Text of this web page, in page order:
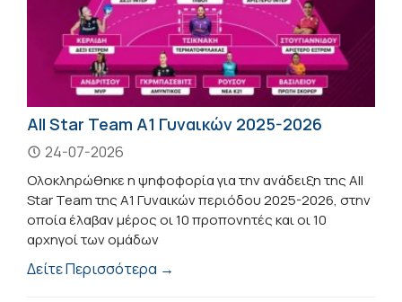
All Star Team A1 Γυναικών 2025-2026
24-07-2026
Ολοκληρώθηκε η ψηφοφορία για την ανάδειξη της All
Star Team της Α1 Γυναικών περιόδου 2025-2026, στην
οποία έλαβαν μέρος οι 10 προπονητές και οι 10
αρχηγοί των ομάδων
Δείτε Περισσότερα →